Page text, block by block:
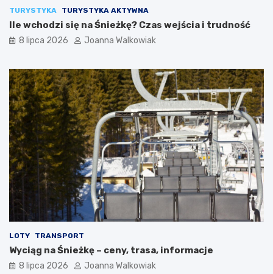
TURYSTYKA TURYSTYKA AKTYWNA
Ile wchodzi się na Śnieżkę? Czas wejścia i trudność
8 lipca 2026 Joanna Walkowiak
LOTY TRANSPORT
Wyciąg na Śnieżkę – ceny, trasa, informacje
8 lipca 2026 Joanna Walkowiak